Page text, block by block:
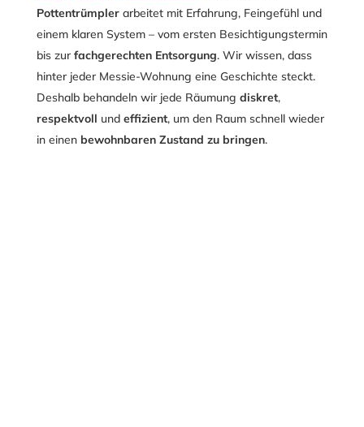
Pottentrümpler arbeitet mit Erfahrung, Feingefühl und
einem klaren System – vom ersten Besichtigungstermin
bis zur fachgerechten Entsorgung. Wir wissen, dass
hinter jeder Messie-Wohnung eine Geschichte steckt.
Deshalb behandeln wir jede Räumung diskret,
respektvoll und effizient, um den Raum schnell wieder
in einen bewohnbaren Zustand zu bringen.